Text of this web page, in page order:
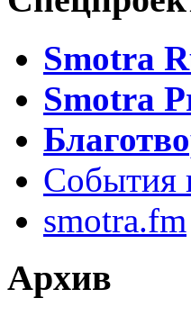
Smotra
Smotra
События
smotra.fm
Архив